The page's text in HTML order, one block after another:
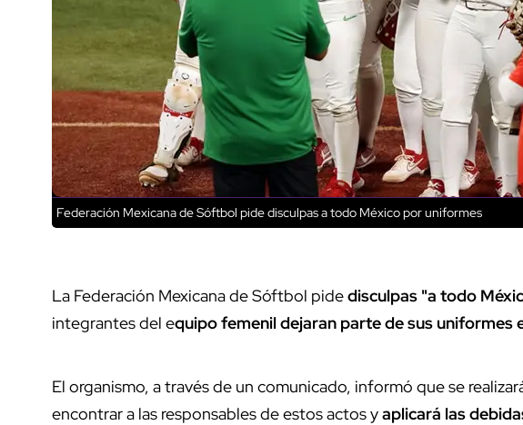
Federación Mexicana de Sóftbol pide disculpas a todo México por uniformes
La Federación Mexicana de Sóftbol pidedisculpas "a todo
integrantes del equipo femenil dejaran parte de sus uniformes
El organismo, a través de un comunicado, informó que se
encontrar a las responsables de estos actos yaplicará las